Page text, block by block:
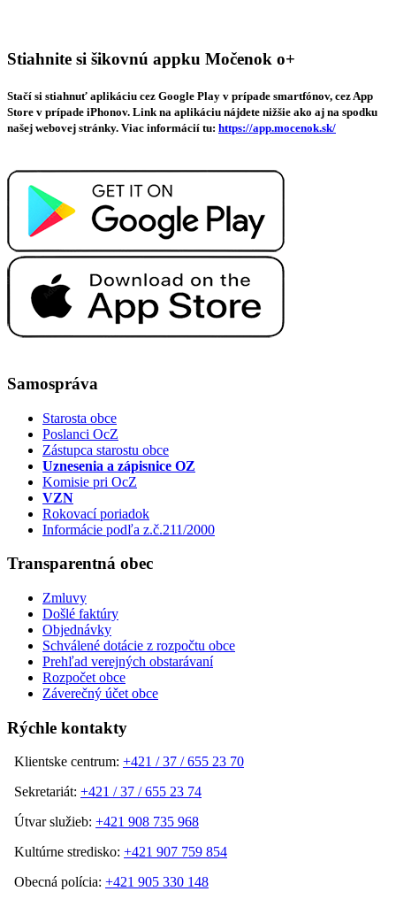
Stiahnite si šikovnú appku Močenok o+
Stačí si stiahnuť aplikáciu cez Google Play v prípade smartfónov, cez App
Store v prípade iPhonov. Link na aplikáciu nájdete nižšie ako aj na spodku
našej webovej stránky. Viac informácií tu: https://app.mocenok.sk/
Samospráva
Starosta obce
Poslanci OcZ
Zástupca starostu obce
Uznesenia a zápisnice OZ
Komisie pri OcZ
VZN
Rokovací poriadok
Informácie podľa z.č.211/2000
Transparentná obec
Zmluvy
Došlé faktúry
Objednávky
Schválené dotácie z rozpočtu obce
Prehľad verejných obstarávaní
Rozpočet obce
Záverečný účet obce
Rýchle kontakty
Klientske centrum: +421 / 37 / 655 23 70
Sekretariát: +421 / 37 / 655 23 74
Útvar služieb: +421 908 735 968
Kultúrne stredisko: +421 907 759 854
Obecná polícia: +421 905 330 148